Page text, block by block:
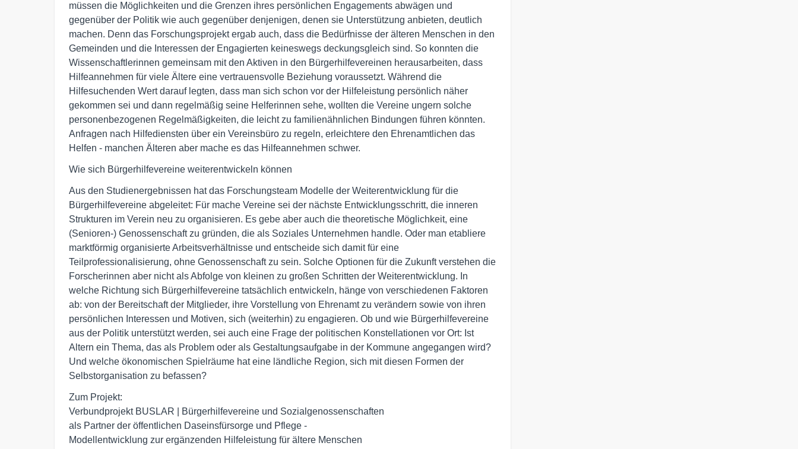
müssen die Möglichkeiten und die Grenzen ihres persönlichen Engagements abwägen und
gegenüber der Politik wie auch gegenüber denjenigen, denen sie Unterstützung anbieten, deutlich
machen. Denn das Forschungsprojekt ergab auch, dass die Bedürfnisse der älteren Menschen in den
Gemeinden und die Interessen der Engagierten keineswegs deckungsgleich sind. So konnten die
Wissenschaftlerinnen gemeinsam mit den Aktiven in den Bürgerhilfevereinen herausarbeiten, dass
Hilfeannehmen für viele Ältere eine vertrauensvolle Beziehung voraussetzt. Während die
Hilfesuchenden Wert darauf legten, dass man sich schon vor der Hilfeleistung persönlich näher
gekommen sei und dann regelmäßig seine Helferinnen sehe, wollten die Vereine ungern solche
personenbezogenen Regelmäßigkeiten, die leicht zu familienähnlichen Bindungen führen könnten.
Anfragen nach Hilfediensten über ein Vereinsbüro zu regeln, erleichtere den Ehrenamtlichen das
Helfen - manchen Älteren aber mache es das Hilfeannehmen schwer.
Wie sich Bürgerhilfevereine weiterentwickeln können
Aus den Studienergebnissen hat das Forschungsteam Modelle der Weiterentwicklung für die
Bürgerhilfevereine abgeleitet: Für mache Vereine sei der nächste Entwicklungsschritt, die inneren
Strukturen im Verein neu zu organisieren. Es gebe aber auch die theoretische Möglichkeit, eine
(Senioren-) Genossenschaft zu gründen, die als Soziales Unternehmen handle. Oder man etabliere
marktförmig organisierte Arbeitsverhältnisse und entscheide sich damit für eine
Teilprofessionalisierung, ohne Genossenschaft zu sein. Solche Optionen für die Zukunft verstehen die
Forscherinnen aber nicht als Abfolge von kleinen zu großen Schritten der Weiterentwicklung. In
welche Richtung sich Bürgerhilfevereine tatsächlich entwickeln, hänge von verschiedenen Faktoren
ab: von der Bereitschaft der Mitglieder, ihre Vorstellung von Ehrenamt zu verändern sowie von ihren
persönlichen Interessen und Motiven, sich (weiterhin) zu engagieren. Ob und wie Bürgerhilfevereine
aus der Politik unterstützt werden, sei auch eine Frage der politischen Konstellationen vor Ort: Ist
Altern ein Thema, das als Problem oder als Gestaltungsaufgabe in der Kommune angegangen wird?
Und welche ökonomischen Spielräume hat eine ländliche Region, sich mit diesen Formen der
Selbstorganisation zu befassen?
Zum Projekt:
Verbundprojekt BUSLAR | Bürgerhilfevereine und Sozialgenossenschaften
als Partner der öffentlichen Daseinsfürsorge und Pflege -
Modellentwicklung zur ergänzenden Hilfeleistung für ältere Menschen